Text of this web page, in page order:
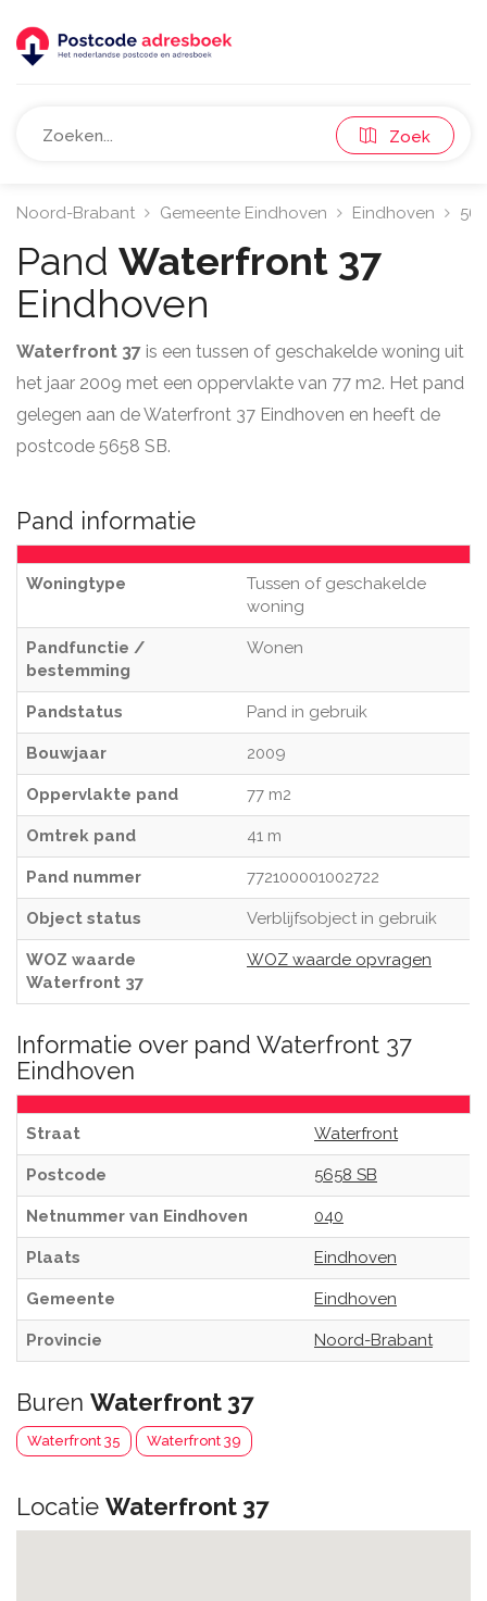
Zoek
Noord-Brabant Gemeente Eindhoven Eindhoven
Pand Waterfront 37
Eindhoven
Waterfront 37 is een tussen of geschakelde woning uit
het jaar 2009 met een oppervlakte van 77 m2. Het pand
gelegen aan de Waterfront 37 Eindhoven en heeft de
postcode 5658 SB.
Pand informatie
Woningtype
Tussen of geschakelde
woning
Pandfunctie /
bestemming
Wonen
Pandstatus Pand in gebruik
Bouwjaar 2009
Oppervlakte pand 77 m2
Omtrek pand 41 m
Pand nummer 772100001002722
Object status Verblijfsobject in gebruik
WOZ waarde
Waterfront 37
WOZ waarde opvragen
Informatie over pand Waterfront 37
Eindhoven
Straat Waterfront
Postcode 5658 SB
Netnummer van Eindhoven 040
Plaats Eindhoven
Gemeente Eindhoven
Provincie Noord-Brabant
Buren Waterfront 37
Waterfront 35 Waterfront 39
Locatie Waterfront 37